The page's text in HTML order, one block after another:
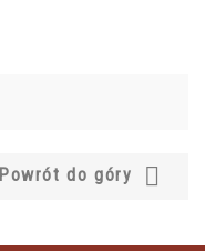
Powrót do góry 